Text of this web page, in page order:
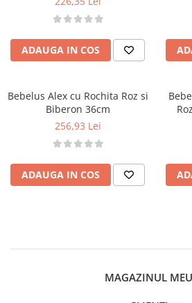
ADAUGA IN COS
Bebelus Alex cu Rochita Roz si
Biberon 36cm
256,93 Lei
ADAUGA IN COS
MAGAZINUL MEU